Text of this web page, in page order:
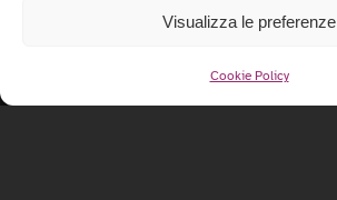
Visualizza le preferenze
Cookie Policy